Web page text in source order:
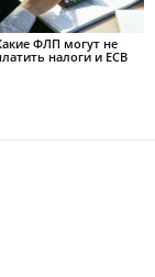
ФЛП могут не
налоги и ЕСВ